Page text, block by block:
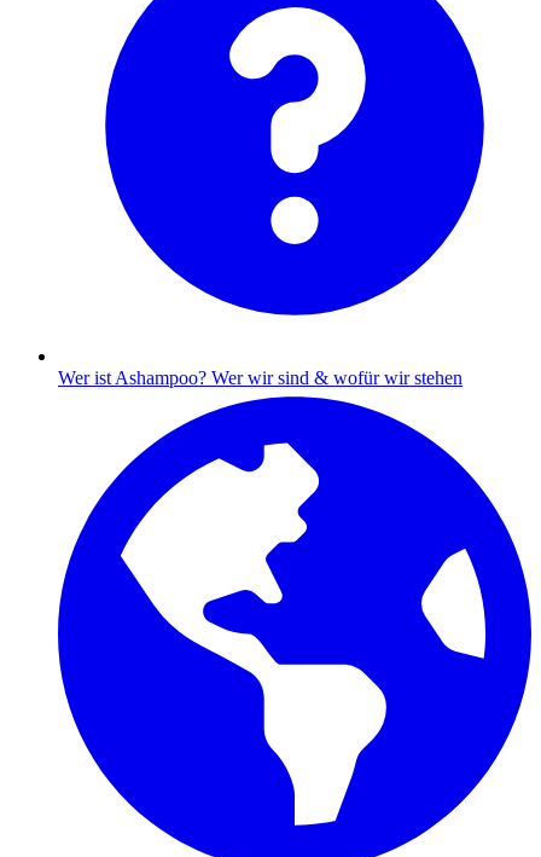
Wer ist Ashampoo? Wer wir sind & wofür wir stehen